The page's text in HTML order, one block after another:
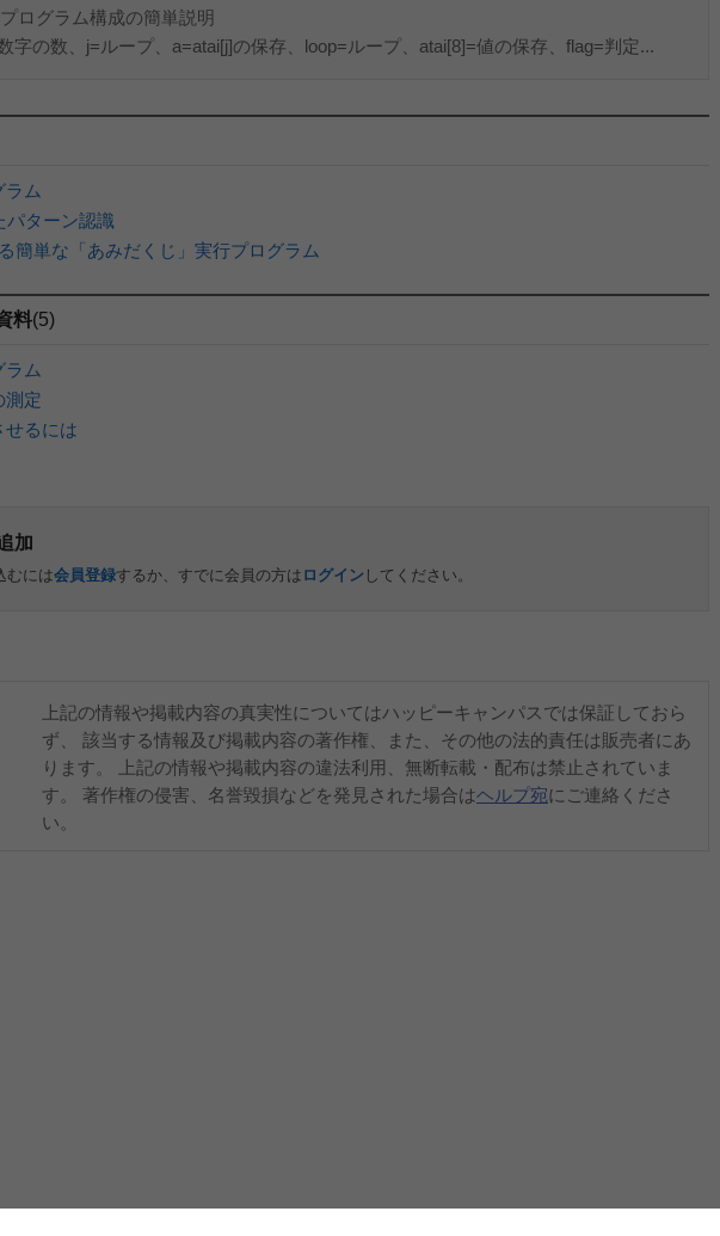
ログラム構成の簡単説明
字の数、j=ループ、a=atai[j]の保存、loop=ループ、atai[8]=値の保存、flag=判定...
ラム
パターン認識
簡単な「あみだくじ」実行プログラム
料(5)
ラム
測定
せるには
加
むには会員登録するか、すでに会員の方は ログイン してください。
上記の情報や掲載内容の真実性についてはハッピーキャンパスでは保証しておら
ず、 該当する情報及び掲載内容の著作権、また、その他の法的責任は販売者にあ
ります。 上記の情報や掲載内容の違法利用、無断転載・配布は禁止されていま
す。 著作権の侵害、名誉毀損などを発見された場合はヘルプ宛にご連絡くださ
い。